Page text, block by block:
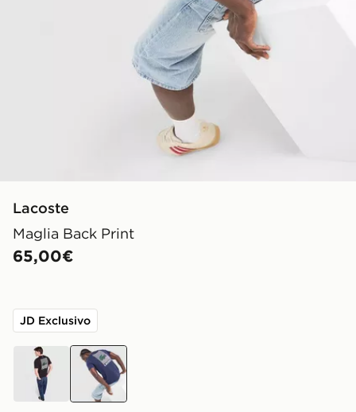
Lacoste
Maglia Back Print
65,00€
JD Exclusivo
nero blu